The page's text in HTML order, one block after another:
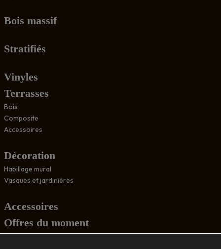
Bois massif
Stratifiés
Vinyles
Terrasses
Bois
Composite
Accessoires
Décoration
Habillage mural
Vasques et jardinières
Accessoires
Offres du moment